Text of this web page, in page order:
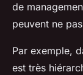
de
peuvent ne
Par exemple,
est très